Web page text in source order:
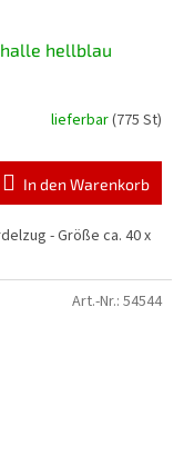
hellblau
lieferbar(775 St)
In den Warenkorb
- Größe ca. 40 x
Art.-Nr.: 54544